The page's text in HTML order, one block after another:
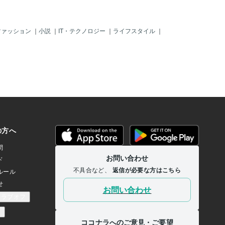
ッション ｜ 小説 ｜ IT・テクノロジー ｜ ライフスタイル ｜